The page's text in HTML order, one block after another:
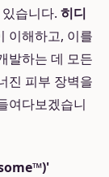
습니다. 히디
이해하고, 이를
발하는 데 모든
진 피부 장벽을
여다보겠습니